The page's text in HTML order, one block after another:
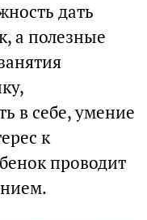
дать
а полезные
в себе, умение
к
проводит